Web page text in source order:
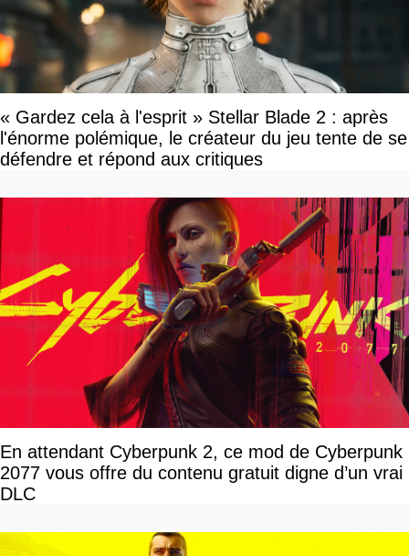
« Gardez cela à l'esprit » Stellar Blade 2 : après
l'énorme polémique, le créateur du jeu tente de se
défendre et répond aux critiques
En attendant Cyberpunk 2, ce mod de Cyberpunk
2077 vous offre du contenu gratuit digne d’un vrai
DLC